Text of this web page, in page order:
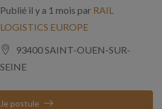
Publié il y a 1 mois par RAIL
LOGISTICS EUROPE
93400 SAINT-OUEN-SUR-
SEINE
Je postule